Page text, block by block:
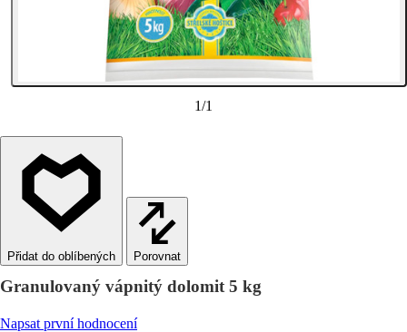
1/1
Porovnat
Granulovaný vápnitý dolomit 5 kg
Napsat první hodnocení